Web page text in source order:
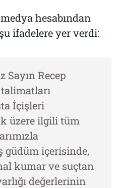
hesabından
ifadelere yer verdi:
Sayın Recep
İçişleri
üzere ilgili tüm
güdüm içerisinde,
kumar ve suçtan
değerlerinin